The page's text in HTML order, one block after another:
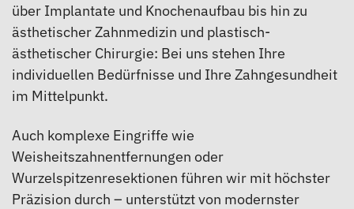
über Implantate und Knochenaufbau bis hin zu
ästhetischer Zahnmedizin und plastisch-
ästhetischer Chirurgie: Bei uns stehen Ihre
individuellen Bedürfnisse und Ihre Zahngesundheit
im Mittelpunkt.
Auch komplexe Eingriffe wie
Weisheitszahnentfernungen oder
Wurzelspitzenresektionen führen wir mit höchster
Präzision durch – unterstützt von modernster